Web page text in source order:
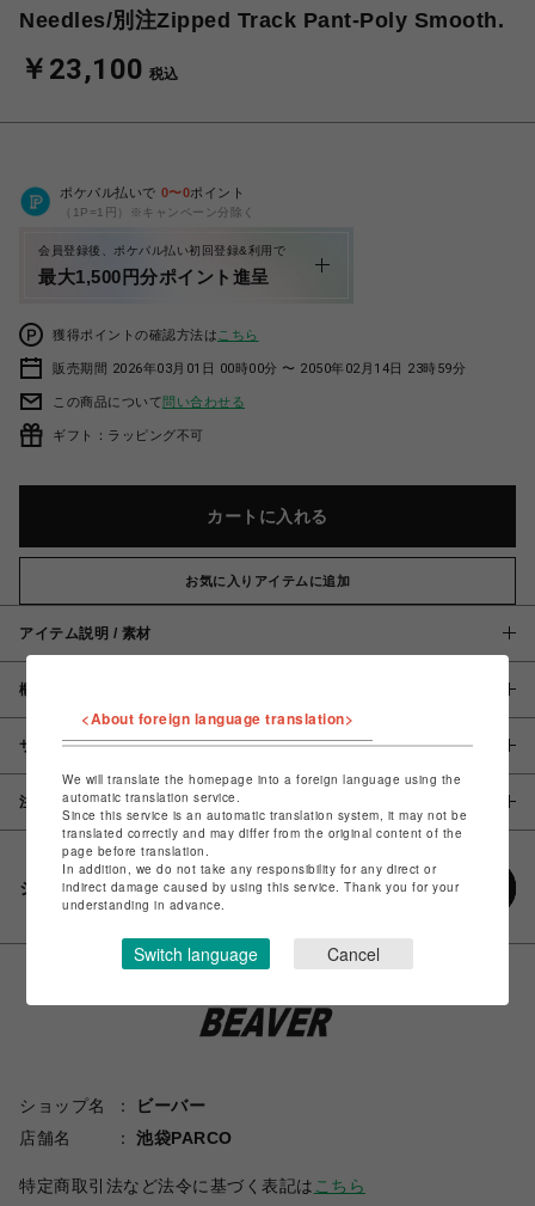
Needles/別注Zipped Track Pant-Poly Smooth.
￥23,100 税込
ポケパル払いで 0〜0ポイント
（1P=1円）※キャンペーン分除く
会員登録後、ポケパル払い初回登録&利用で
最大1,500円分ポイント進呈
獲得ポイントの確認方法は こちら
販売期間 2026年03月01日 00時00分 〜 2050年02月14日 23時59分
この商品について問い合わせる
ギフト：ラッピング不可
カートに入れる
お気に入りアイテムに追加
アイテム説明 / 素材
概要
サイズ
注意事項
シェアする
ショップ名
ビーバー
店舗名
池袋PARCO
特定商取引法など法令に基づく表記は こちら
<About foreign language translation>
We will translate the homepage into a foreign language using the
automatic translation service.
Since this service is an automatic translation system, it may not be
translated correctly and may differ from the original content of the
page before translation.
In addition, we do not take any responsibility for any direct or
indirect damage caused by using this service. Thank you for your
understanding in advance.
Switch language Cancel